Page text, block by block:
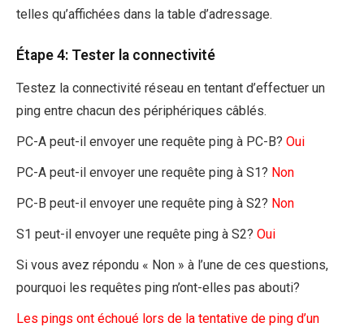
telles qu’affichées dans la table d’adressage.
Étape 4: Tester la connectivité
Testez la connectivité réseau en tentant d’effectuer un
ping entre chacun des périphériques câblés.
PC-A peut-il envoyer une requête ping à PC-B? Oui
PC-A peut-il envoyer une requête ping à S1? Non
PC-B peut-il envoyer une requête ping à S2? Non
S1 peut-il envoyer une requête ping à S2? Oui
Si vous avez répondu « Non » à l’une de ces questions,
pourquoi les requêtes ping n’ont-elles pas abouti?
Les pings ont échoué lors de la tentative de ping d’un